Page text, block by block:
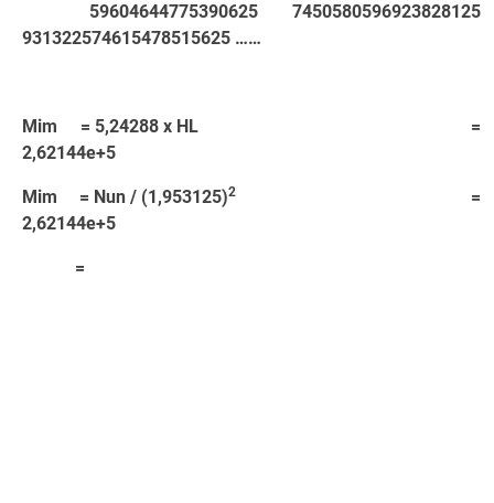
59604644775390625 7450580596923828125
931322574615478515625 ……
Mim = 5,24288 x HL =
2,62144e+5
Mim = Nun / (1,953125)2
=
2,62144e+5
=